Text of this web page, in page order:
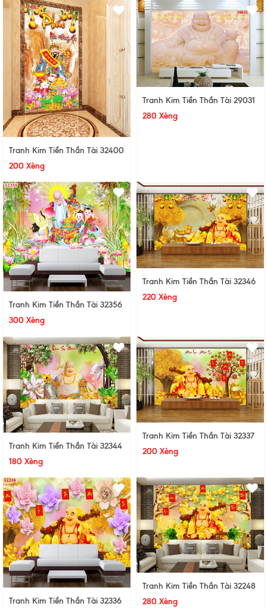
Tranh Kim Tiền Thần Tài 32400
200 Xèng
Tranh Kim Tiền Thần Tài 29031
280 Xèng
Tranh Kim Tiền Thần Tài 32356
300 Xèng
Tranh Kim Tiền Thần Tài 32346
220 Xèng
Tranh Kim Tiền Thần Tài 32344
180 Xèng
Tranh Kim Tiền Thần Tài 32337
200 Xèng
Tranh Kim Tiền Thần Tài 32336
Tranh Kim Tiền Thần Tài 32248
280 Xèng